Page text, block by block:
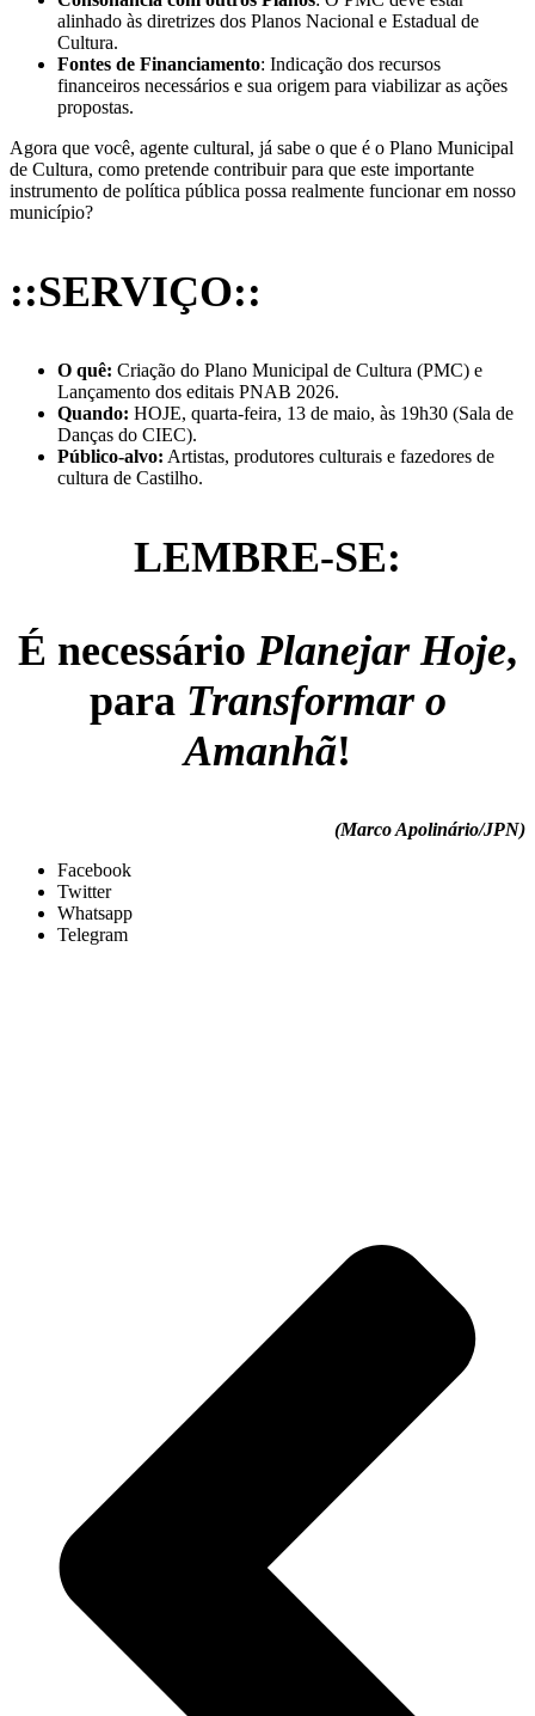
alinhado às diretrizes dos Planos Nacional e Estadual de
Cultura.
Fontes de Financiamento: Indicação dos recursos
financeiros necessários e sua origem para viabilizar as ações
propostas.
Agora que você, agente cultural, já sabe o que é o Plano Municipal
de Cultura, como pretende contribuir para que este importante
instrumento de política pública possa realmente funcionar em nosso
município?
::SERVIÇO::
O quê: Criação do Plano Municipal de Cultura (PMC) e
Lançamento dos editais PNAB 2026.
Quando: HOJE, quarta-feira, 13 de maio, às 19h30 (Sala de
Danças do CIEC).
Público-alvo: Artistas, produtores culturais e fazedores de
cultura de Castilho.
LEMBRE-SE:
É necessário Planejar Hoje,
para Transformar o
Amanhã!
(Marco Apolinário/JPN)
Facebook
Twitter
Whatsapp
Telegram